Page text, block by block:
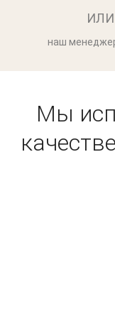
ИЛИ
наш
Мы